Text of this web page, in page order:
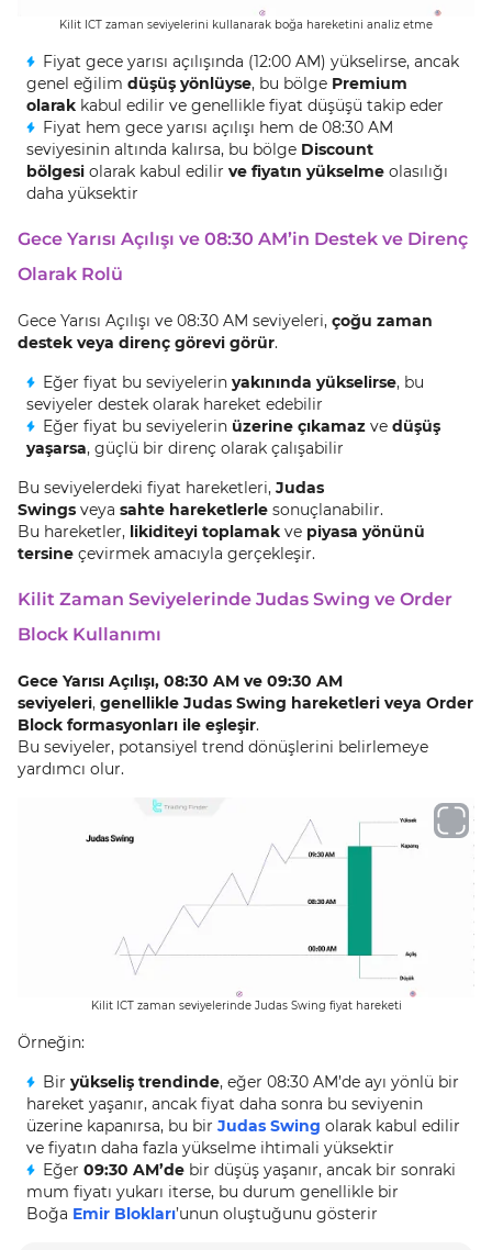
Kilit ICT zaman seviyelerini kullanarak boğa hareketini analiz etme
Fiyat gece yarısı açılışında (12:00 AM) yükselirse, ancak
genel eğilim düşüş yönlüyse, bu bölge Premium
olarak kabul edilir ve genellikle fiyat düşüşü takip eder
Fiyat hem gece yarısı açılışı hem de 08:30 AM
seviyesinin altında kalırsa, bu bölge Discount
bölgesi olarak kabul edilir ve fiyatın yükselme olasılığı
daha yüksektir
Gece Yarısı Açılışı ve 08:30 AM’in Destek ve Direnç
Olarak Rolü
Gece Yarısı Açılışı ve 08:30 AM seviyeleri, çoğu zaman
destek veya direnç görevi görür.
Eğer fiyat bu seviyelerin yakınında yükselirse, bu
seviyeler destek olarak hareket edebilir
Eğer fiyat bu seviyelerin üzerine çıkamaz ve düşüş
yaşarsa, güçlü bir direnç olarak çalışabilir
Bu seviyelerdeki fiyat hareketleri, Judas
Swings veya sahte hareketlerle sonuçlanabilir.
Bu hareketler, likiditeyi toplamak ve piyasa yönünü
tersine çevirmek amacıyla gerçekleşir.
Kilit Zaman Seviyelerinde Judas Swing ve Order
Block Kullanımı
Gece Yarısı Açılışı, 08:30 AM ve 09:30 AM
seviyeleri, genellikle Judas Swing hareketleri veya Order
Block formasyonları ile eşleşir.
Bu seviyeler, potansiyel trend dönüşlerini belirlemeye
yardımcı olur.
Kilit ICT zaman seviyelerinde Judas Swing fiyat hareketi
Örneğin:
Bir yükseliş trendinde, eğer 08:30 AM’de ayı yönlü bir
hareket yaşanır, ancak fiyat daha sonra bu seviyenin
üzerine kapanırsa, bu bir Judas Swing olarak kabul edilir
ve fiyatın daha fazla yükselme ihtimali yüksektir
Eğer 09:30 AM’de bir düşüş yaşanır, ancak bir sonraki
mum fiyatı yukarı iterse, bu durum genellikle bir
Boğa Emir Blokları’unun oluştuğunu gösterir